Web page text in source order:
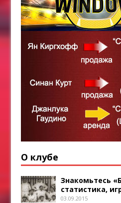
О клубе
Знакомьтесь
статистика,
03.09.2015